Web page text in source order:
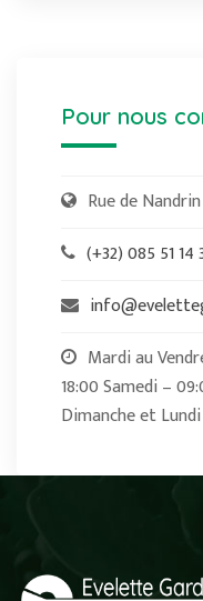
Pour nous
Rue de
(+32) 085 51 14
Mardi au
18:00 Samedi –
Dimanche et